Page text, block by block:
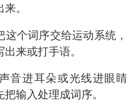
。
个词序交给运动系统，
来或打手语。
音进耳朵或光线进眼睛
输入处理成词序。